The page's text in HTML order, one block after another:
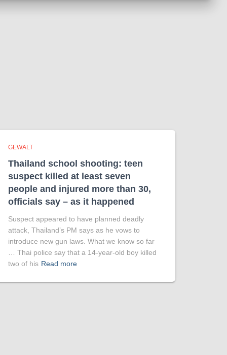
GEWALT
Thailand school shooting: teen
suspect killed at least seven
people and injured more than 30,
officials say – as it happened
Suspect appeared to have planned deadly
attack, Thailand’s PM says as he vows to
introduce new gun laws. What we know so far
… Thai police say that a 14-year-old boy killed
two of his Read more